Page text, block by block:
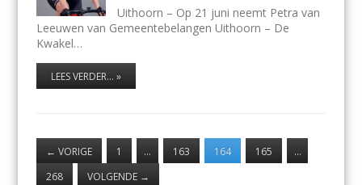
Uithoorn – Op 21 juni neemt Petra van
Leeuwen van Gemeentebelangen Uithoorn – De
Kwakel…
LEES VERDER... »
← VORIGE 1 … 163 164 165
…
268
VOLGENDE →